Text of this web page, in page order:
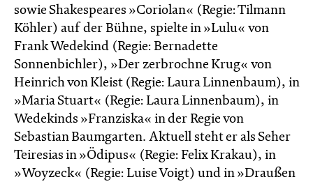
sowie Shakespeares »Coriolan« (Regie: Tilmann
Köhler) auf der Bühne, spielte in »Lulu« von
Frank Wedekind (Regie: Bernadette
Sonnenbichler), »Der zerbrochne Krug« von
Heinrich von Kleist (Regie: Laura Linnenbaum), in
»Maria Stuart« (Regie: Laura Linnenbaum), in
Wedekinds »Franziska« in der Regie von
Sebastian Baumgarten. Aktuell steht er als Seher
Teiresias in »Ödipus« (Regie: Felix Krakau), in
»Woyzeck« (Regie: Luise Voigt) und in »Draußen